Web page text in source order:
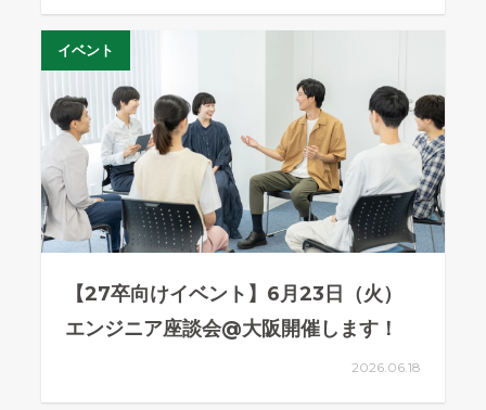
イベント
【27卒向けイベント】6月23日（火）
エンジニア座談会@大阪開催します！
2026.06.18